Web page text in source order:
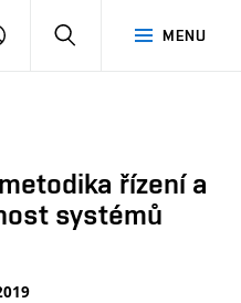
MENU
PŘIHLÁSIT
řízení a
systémů